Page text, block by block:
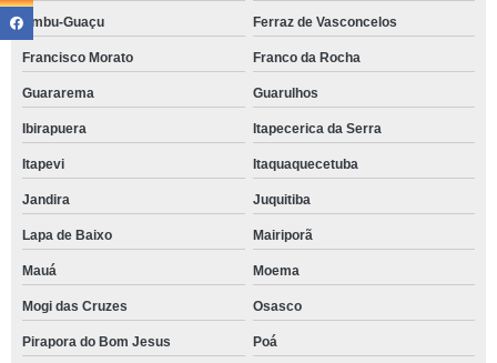
Embu-Guaçu Ferraz de Vasconcelos
Francisco Morato Franco da Rocha
Guararema Guarulhos
Ibirapuera Itapecerica da Serra
Itapevi Itaquaquecetuba
Jandira Juquitiba
Lapa de Baixo Mairiporã
Mauá Moema
Mogi das Cruzes Osasco
Pirapora do Bom Jesus Poá